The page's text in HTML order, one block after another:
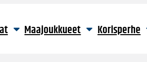
Maajoukkueet Korisperhe